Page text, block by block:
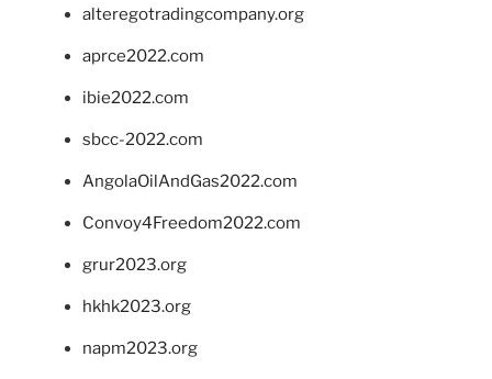
alteregotradingcompany.org
aprce2022.com
ibie2022.com
sbcc-2022.com
AngolaOilAndGas2022.com
Convoy4Freedom2022.com
grur2023.org
hkhk2023.org
napm2023.org